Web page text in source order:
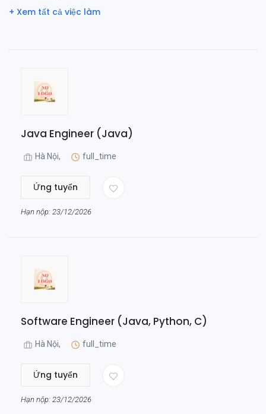
+ Xem tất cả việc làm
Java Engineer (Java)
Hà Nội, full_time
Ứng tuyển
Hạn nộp: 23/12/2026
Software Engineer (Java, Python, C)
Hà Nội, full_time
Ứng tuyển
Hạn nộp: 23/12/2026